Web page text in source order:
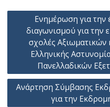
Πλοήγηση
άρθρων
Ενημέρωση για
διαγωνισμού για την
σχολές
Ελληνικής
Πανελλαδικών
Ανάρτηση Σύμβασης
για την